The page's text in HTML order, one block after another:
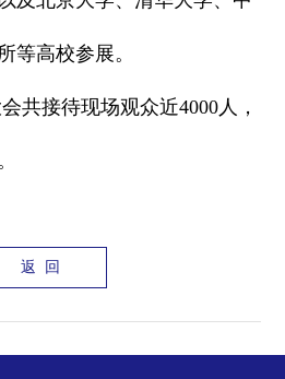
等高校参展。
共接待现场观众近4000人，
返 回